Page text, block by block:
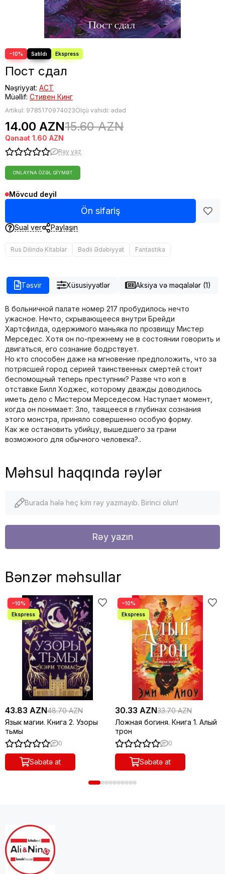
−10%
Пост сдал
Nəşriyyat: АСТ
Müəllif: Стивен Кинг
Artikul: 9785170974023Ölçü vahidi: ədəd
14.00 AZN15.60 AZN
Qənaət 1.60 AZN
Rəy yaz
ONLAYNA ÖZƏL QIYMƏT
Mövcud deyil
Ön sifariş
Sual ver Paylaşın
Rus Dilində Kitablar Bədii Ədəbiyyat Fantastika
Təsvir Xüsusiyyətlər Aksiya və məqalələr (1)
В больничной палате номер 217 пробудилось нечто
ужасное. Нечто, скрывающееся внутри Брейди
Хартсфилда, одержимого маньяка по прозвищу Мистер
Мерседес. Хотя он по-прежнему не в состоянии говорить и
двигаться, его сознание бодрствует.
Но кто способен даже на мгновение предположить, что за
потрясшей город серией таинственных смертей стоит
беспомощный теперь преступник? Разве что коп в
отставке Билл Ходжес, которому дважды доводилось
иметь дело с Мистером Мерседесом. Наступает момент,
когда он понимает: Зло, таящееся в глубинах сознания
этого монстра, приняло совершенно особую форму.
Как же остановить убийцу, вышедшего за грани
возможного для обычного человека?..
Məhsul haqqında rəylər
Burada hələ heç kim rəy yazmayıb. Birinci olun!
Rəy yazın
Bənzər məhsullar
−10%
43.83 AZN48.70 AZN
Язык магии. Книга 2. Узоры
тьмы
0
Səbətə at
−10%
30.33 AZN33.70 AZN
Ложная богиня. Книга 1. Алый
трон
0
Səbətə at